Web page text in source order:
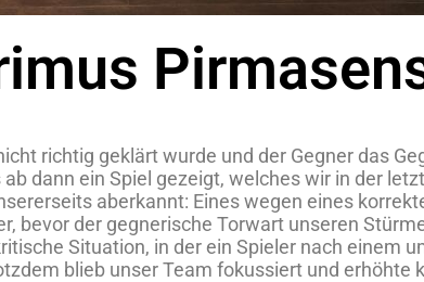
richtig geklärt wurde und der Gegner das
dann ein Spiel gezeigt, welches wir in der
aberkannt: Eines wegen eines
bevor der gegnerische Torwart unseren
Situation, in der ein Spieler nach einem
blieb unser Team fokussiert und erhöhte